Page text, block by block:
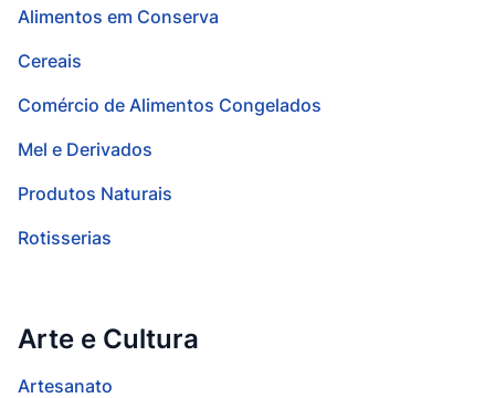
Alimentos em Conserva
Cereais
Comércio de Alimentos Congelados
Mel e Derivados
Produtos Naturais
Rotisserias
Arte e Cultura
Artesanato